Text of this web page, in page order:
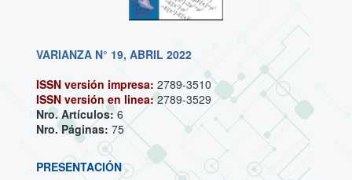
VARIANZA N° 19, ABRIL 2022
ISSN versión impresa: 2789-3510
ISSN versión en linea: 2789-3529
Nro. Artículos:6
Nro. Páginas: 75
PRESENTACIÓN